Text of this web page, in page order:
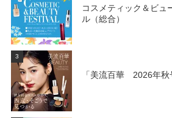
コスメティック＆ビュ
ル（総合）
3
「美流百華 2026年秋